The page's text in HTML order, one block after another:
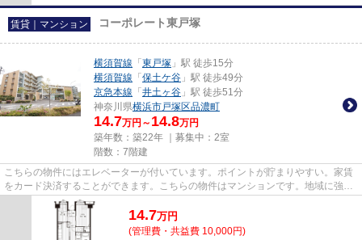
賃貸｜マンション コーポレート東戸塚
横須賀線 「 東戸塚 」駅 徒歩15分
横須賀線 「 保土ケ谷 」駅 徒歩49分
京急本線 「 井土ヶ谷 」駅 徒歩51分
神奈川県横浜市戸塚区品濃町
14.7万円～ 14.8万円
築年数：築22年 ｜募集中： 2室
階数：7階建
こちらの物件にはエレベーターが付いています。ポイントが貯まりやすい。家賃
をカード決済することができます。こちらの物件はマンションです。地域に強い
当社だから、横浜市戸塚区エ...
14.7万円
(管理費・共益費 10,000円)